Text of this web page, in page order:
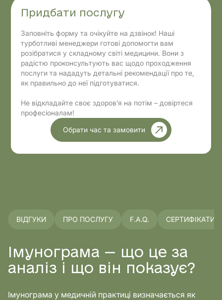
Придбати послугу
Заповніть форму та очікуйте на дзвінок! Наші
турботливі менеджери готові допомогти вам
розібратися у складному світі медицини. Вони з
радістю проконсультують вас щодо проходження
послуги та нададуть детальні рекомендації про те,
як правильно до неї підготуватися.
Не відкладайте своє здоров’я на потім – довіртеся
професіоналам!
Обрати час та замовити
ВІДГУКИ ПРО ПОСЛУГУ F.A.Q. СЕРТИФІКАТИ
Імунограма — що це за
аналіз і що він показує?
Імунограма у медичній практиці визначається як